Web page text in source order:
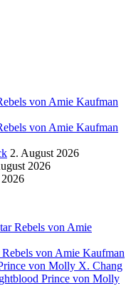
von Amie Kaufman
von Amie Kaufman
2. August 2026
2026
Rebels von Amie
von Amie Kaufman
von Molly X. Chang
Prince von Molly